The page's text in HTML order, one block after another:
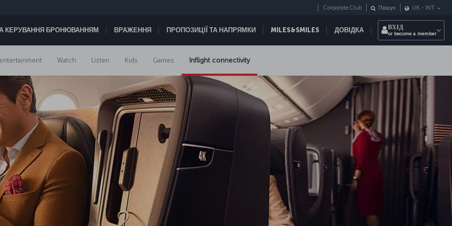
КЕРУВАННЯ БРОНЮВАННЯМ ВРАЖЕННЯ ПРОПОЗИЦІЇ ТА НАПРЯМКИ MILES&SMILES ДОВІДКА
Corporate Club Пошук UK - INT
ВХІД
or become a member
Watch Listen Kids Games Inflight connectivity